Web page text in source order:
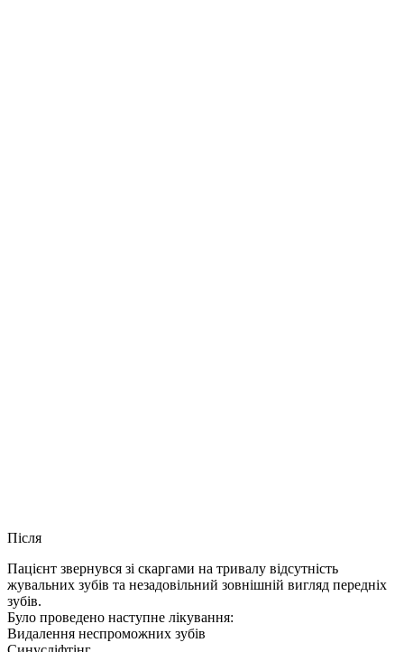
Після
Пацієнт звернувся зі скаргами на тривалу відсутність
жувальних зубів та незадовільний зовнішній вигляд передніх
зубів.
Було проведено наступне лікування:
Видалення неспроможних зубів